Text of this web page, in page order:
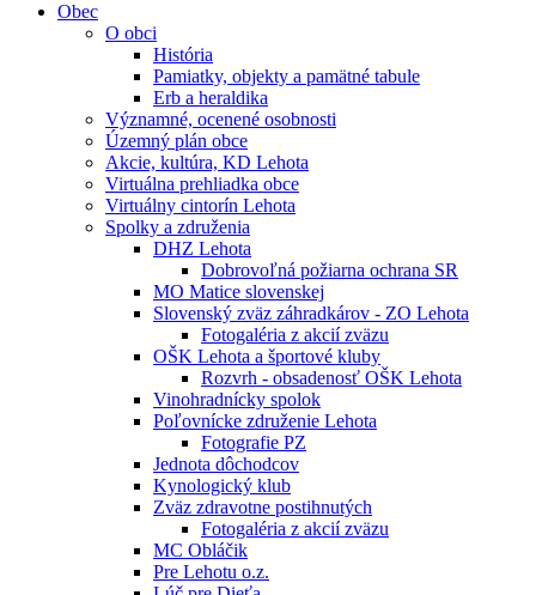
Obec
O obci
História
Pamiatky, objekty a pamätné tabule
Erb a heraldika
Významné, ocenené osobnosti
Územný plán obce
Akcie, kultúra, KD Lehota
Virtuálna prehliadka obce
Virtuálny cintorín Lehota
Spolky a združenia
DHZ Lehota
Dobrovoľná požiarna ochrana SR
MO Matice slovenskej
Slovenský zväz záhradkárov - ZO Lehota
Fotogaléria z akcií zväzu
OŠK Lehota a športové kluby
Rozvrh - obsadenosť OŠK Lehota
Vinohradnícky spolok
Poľovnícke združenie Lehota
Fotografie PZ
Jednota dôchodcov
Kynologický klub
Zväz zdravotne postihnutých
Fotogaléria z akcií zväzu
MC Obláčik
Pre Lehotu o.z.